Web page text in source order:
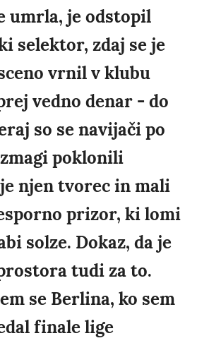
umrla, je odstopil
selektor, zdaj se je
vrnil v klubu
vedno denar - do
so se navijači po
poklonili
njen tvorec in mali
prizor, ki lomi
solze. Dokaz, da je
tudi za to.
se Berlina, ko sem
finale lige